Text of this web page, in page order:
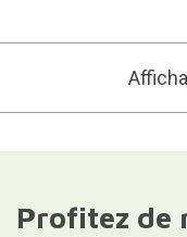
Profitez de